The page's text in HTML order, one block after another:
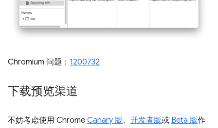
Chromium 问题： 1200732
下载预览渠道
不妨考虑使用 Chrome Canary 版 、 开发者版或 Beta 版作